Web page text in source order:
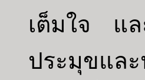
เต็มใจ แ
ประมุขแล